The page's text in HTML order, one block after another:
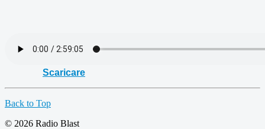
Scaricare
Back to Top
© 2026 Radio Blast